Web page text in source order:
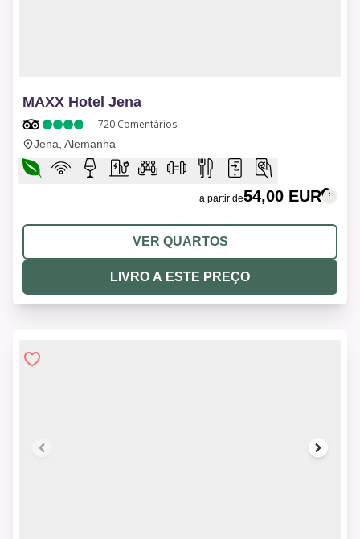
MAXX Hotel Jena
720 Comentários
Jena, Alemanha
a partir de54,00 EUR
VER QUARTOS
LIVRO A ESTE PREÇO